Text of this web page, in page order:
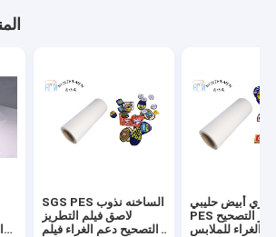
SGS PES الساخنه نذوب
لاصق فيلم التطريز
التصحيح دعم الغراء فيلم
أبيض حليبي
PES فيلم تطريز التصحيح
الغراء للملابس